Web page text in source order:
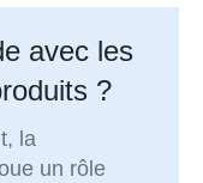
avec les
?
la
un rôle